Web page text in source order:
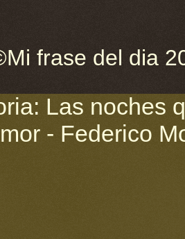
frase del dia
Las noches
- Federico